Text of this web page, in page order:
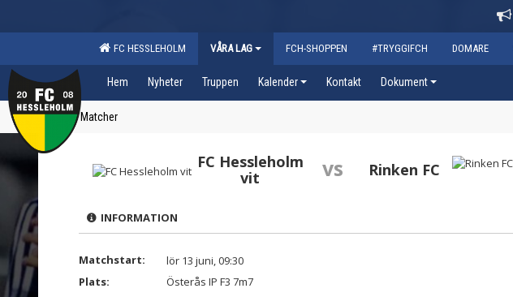
FC HESSLEHOLM VÅRA LAG FCH-SHOPPEN #TRYGGIFCH DOMARE
Hem Nyheter Truppen Kalender Kontakt Dokument
Matcher
FC Hessleholm
vit
vs Rinken FC
INFORMATION
Matchstart:
lör 13 juni, 09:30
Plats:
Österås IP F3 7m7